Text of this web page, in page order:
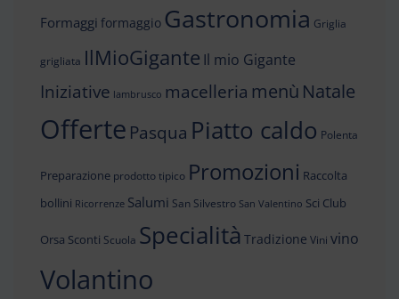
Formaggi formaggio Gastronomia Griglia
grigliata IlMioGigante Il mio Gigante
Iniziative lambrusco macelleria menù Natale
Offerte Pasqua Piatto caldo Polenta
Preparazione prodotto tipico Promozioni Raccolta
bollini Ricorrenze Salumi San Silvestro San Valentino Sci Club
Orsa Sconti Scuola Specialità Tradizione Vini vino
Volantino